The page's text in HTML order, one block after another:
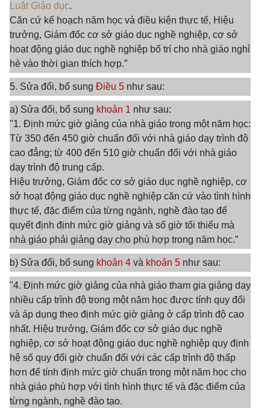
Luật Giáo dục.
Căn cứ kế hoạch năm học và điều kiện thực tế, Hiệu
trưởng, Giám đốc cơ sở giáo dục nghề nghiệp, cơ sở
hoạt động giáo dục nghề nghiệp bố trí cho nhà giáo nghỉ
hè vào thời gian thích hợp.”
5. Sửa đổi, bổ sung Điều 5 như sau:
a) Sửa đổi, bổ sung khoản 1 như sau:
"1. Định mức giờ giảng của nhà giáo trong một năm học:
Từ 350 đến 450 giờ chuẩn đối với nhà giáo dạy trình độ
cao đẳng; từ 400 đến 510 giờ chuẩn đối với nhà giáo
dạy trình độ trung cấp.
Hiệu trưởng, Giám đốc cơ sở giáo dục nghề nghiệp, cơ
sở hoạt động giáo dục nghề nghiệp căn cứ vào tình hình
thực tế, đặc điểm của từng ngành, nghề đào tạo để
quyết định định mức giờ giảng và số giờ tối thiểu mà
nhà giáo phải giảng dạy cho phù hợp trong năm học.”
b) Sửa đổi, bổ sung khoản 4 và khoản 5 như sau:
"4. Định mức giờ giảng của nhà giáo tham gia giảng dạy
nhiều cấp trình độ trong một năm học được tính quy đổi
và áp dụng theo định mức giờ giảng ở cấp trình độ cao
nhất. Hiệu trưởng, Giám đốc cơ sở giáo dục nghề
nghiệp, cơ sở hoạt động giáo dục nghề nghiệp quy định
hệ số quy đổi giờ chuẩn đối với các cấp trình độ thấp
hơn để tính định mức giờ chuẩn trong một năm học cho
nhà giáo phù hợp với tình hình thực tế và đặc điểm của
từng ngành, nghề đào tạo.